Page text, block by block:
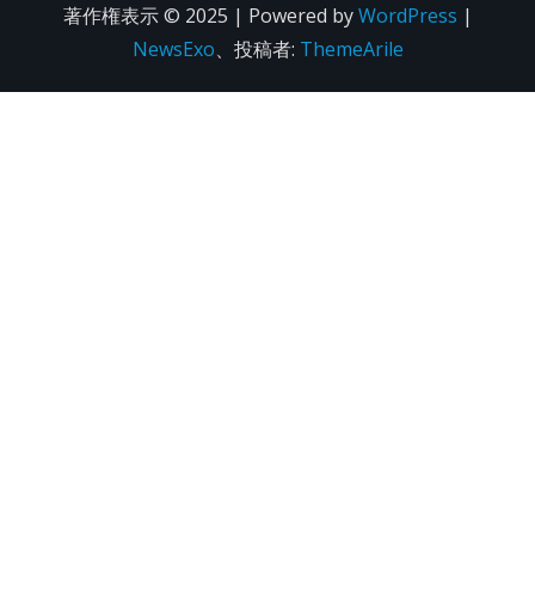
著作権表示 © 2025 | Powered byWordPress |
NewsExo、投稿者: ThemeArile